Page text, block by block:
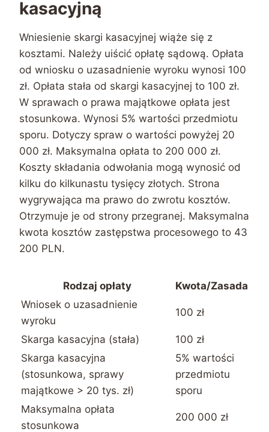
kasacyjną
Wniesienie skargi kasacyjnej wiąże się z
kosztami. Należy uiścić opłatę sądową. Opłata
od wniosku o uzasadnienie wyroku wynosi 100
zł. Opłata stała od skargi kasacyjnej to 100 zł.
W sprawach o prawa majątkowe opłata jest
stosunkowa. Wynosi 5% wartości przedmiotu
sporu. Dotyczy spraw o wartości powyżej 20
000 zł. Maksymalna opłata to 200 000 zł.
Koszty składania odwołania mogą wynosić od
kilku do kilkunastu tysięcy złotych. Strona
wygrywająca ma prawo do zwrotu kosztów.
Otrzymuje je od strony przegranej. Maksymalna
kwota kosztów zastępstwa procesowego to 43
200 PLN.
Rodzaj opłaty
Kwota/Zasada
Wniosek o uzasadnienie
wyroku
100 zł
Skarga kasacyjna (stała)
100 zł
Skarga kasacyjna
(stosunkowa, sprawy
majątkowe > 20 tys. zł)
5% wartości
przedmiotu
sporu
Maksymalna opłata
stosunkowa
200 000 zł